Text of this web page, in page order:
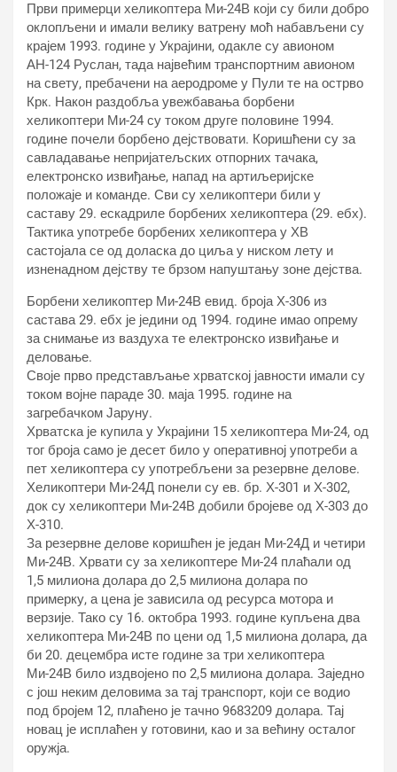
Први примерци хеликоптера Ми-24В који су били добро
оклопљени и имали велику ватрену моћ набављени су
крајем 1993. године у Украјини, одакле су авионом
АН-124 Руслан, тада највећим транспортним авионом
на свету, пребачени на аеродроме у Пули те на острво
Крк. Након раздобља увежбавања борбени
хеликоптери Ми-24 су током друге половине 1994.
године почели борбено дејствовати. Коришћени су за
савладавање непријатељских отпорних тачака,
електронско извиђање, напад на артиљеријске
положаје и команде. Сви су хеликоптери били у
саставу 29. ескадриле борбених хеликоптера (29. ебх).
Тактика употребе борбених хеликоптера у ХВ
састојала се од доласка до циља у ниском лету и
изненадном дејству те брзом напуштању зоне дејства.
Борбени хеликоптер Ми-24В евид. броја Х-306 из
састава 29. ебх је једини од 1994. године имао опрему
за снимање из ваздуха те електронско извиђање и
деловање.
Своје прво представљање хрватској јавности имали су
током војне параде 30. маја 1995. године на
загребачком Јаруну.
Хрватска је купила у Украјини 15 хеликоптера Ми-24, од
тог броја само је десет било у оперативној употреби а
пет хеликоптера су употребљени за резервне делове.
Хеликоптери Ми-24Д понели су ев. бр. Х-301 и Х-302,
док су хеликоптери Ми-24В добили бројеве од Х-303 до
Х-310.
За резервне делове коришћен је један Ми-24Д и четири
Ми-24В. Хрвати су за хеликоптере Ми-24 плаћали од
1,5 милиона долара до 2,5 милиона долара по
примерку, а цена је зависила од ресурса мотора и
верзије. Тако су 16. октобра 1993. године купљена два
хеликоптера Ми-24В по цени од 1,5 милиона долара, да
би 20. децембра исте године за три хеликоптера
Ми-24В било издвојено по 2,5 милиона долара. Заједно
с још неким деловима за тај транспорт, који се водио
под бројем 12, плаћено је тачно 9683209 долара. Тај
новац је исплаћен у готовини, као и за већину осталог
оружја.